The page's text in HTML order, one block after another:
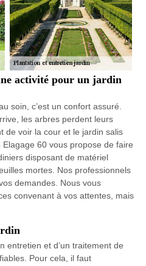
activité pour un jardin
soin, c’est un confort assuré.
les arbres perdent leurs
de voir la cour et le jardin salis
60 vous propose de faire
disposant de matériel
mortes. Nos professionnels
demandes. Nous vous
convenant à vos attentes, mais
entretien et d’un traitement de
Pour cela, il faut